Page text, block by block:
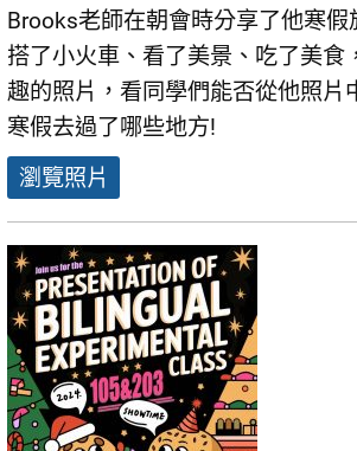
Brooks老師在朝會時分享了他寒假
搭了小火車、看了美景、吃了美食
趣的照片，看同學們能否從他照片
寒假去過了哪些地方!
瀏覽照片